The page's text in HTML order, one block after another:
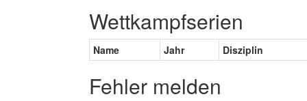
Wettkampfserien
Name Jahr Disziplin
Fehler melden